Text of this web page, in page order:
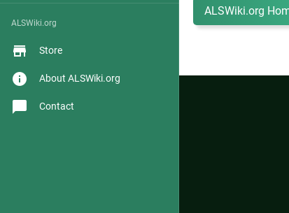
ALSWiki.org
Store
About ALSWiki.org
Contact
ALSWiki.org